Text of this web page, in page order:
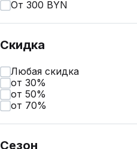
От 300 BYN
Скидка
Любая скидка
от 30%
от 50%
от 70%
Сезон